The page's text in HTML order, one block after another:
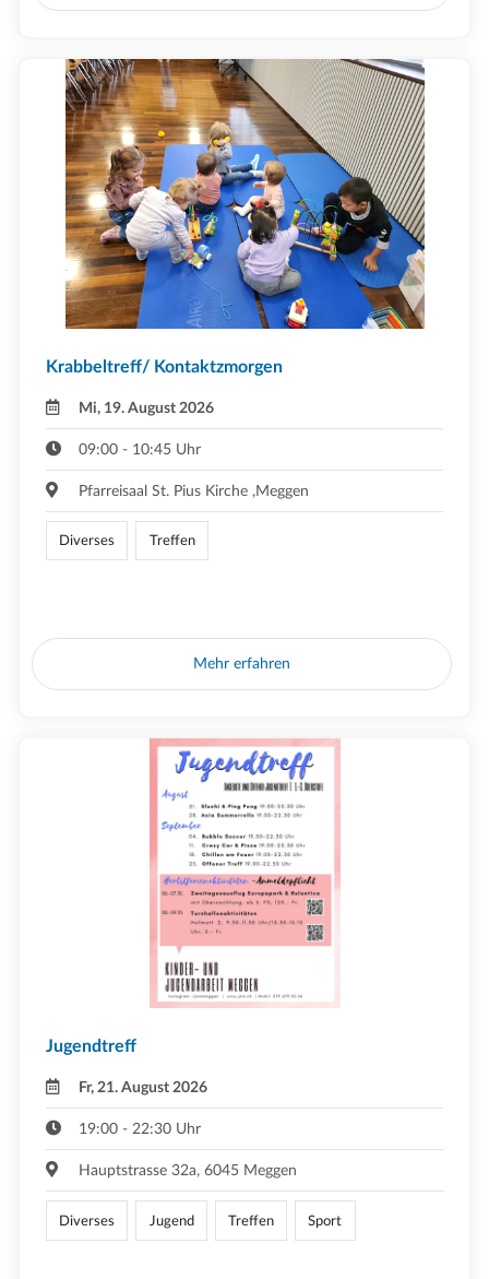
Krabbeltreff/ Kontaktzmorgen
Mi, 19. August 2026
09:00 - 10:45 Uhr
Pfarreisaal St. Pius Kirche ,Meggen
Diverses Treffen
Mehr erfahren
Jugendtreff
Fr, 21. August 2026
19:00 - 22:30 Uhr
Hauptstrasse 32a, 6045 Meggen
Diverses Jugend Treffen Sport